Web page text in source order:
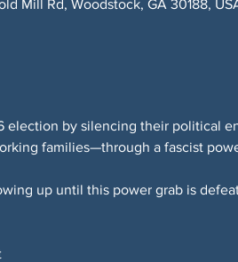
Mill Rd, Woodstock, GA 30188,
election by silencing their political
families—through a fascist
up until this power grab is